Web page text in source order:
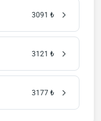
3091 ₺
3121 ₺
3177 ₺